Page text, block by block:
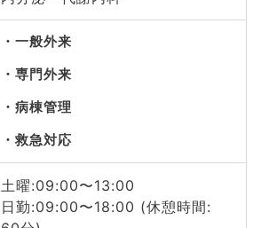
一般外来
専門外来
病棟管理
救急対応
土曜:09:00〜13:00
日勤:09:00〜18:00 (休憩時間: